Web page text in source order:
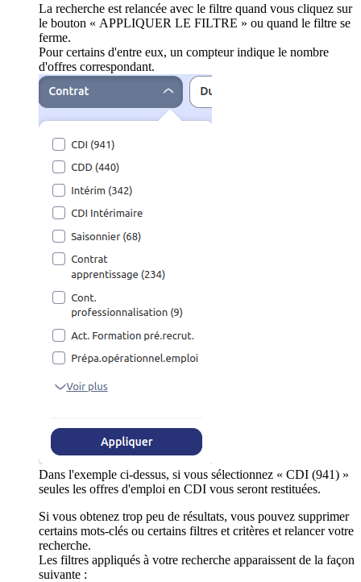
La recherche est relancée avec le filtre quand vous cliquez sur
le bouton « APPLIQUER LE FILTRE » ou quand le filtre se
ferme.
Pour certains d'entre eux, un compteur indique le nombre
d'offres correspondant.
Dans l'exemple ci-dessus, si vous sélectionnez « CDI (941) »
seules les offres d'emploi en CDI vous seront restituées.
Si vous obtenez trop peu de résultats, vous pouvez supprimer
certains mots-clés ou certains filtres et critères et relancer votre
recherche.
Les filtres appliqués à votre recherche apparaissent de la façon
suivante :